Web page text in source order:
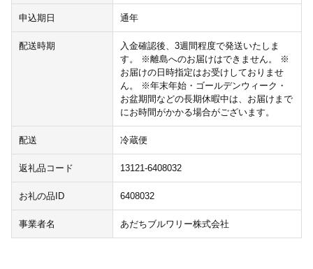
申込期日 通年
配送時期
入金確認後、3週間程度で発送いたしま
す。 ※離島へのお届けはできません。 ※
お届けの日時指定はお受けしておりませ
ん。 ※年末年始・ゴールデンウィーク・
お盆期間などの長期休暇中は、お届けまで
にお時間がかかる場合がございます。
配送 冷蔵便
返礼品コード 13121-6408032
お礼の品ID 6408032
事業者名 あだちブルワリー株式会社